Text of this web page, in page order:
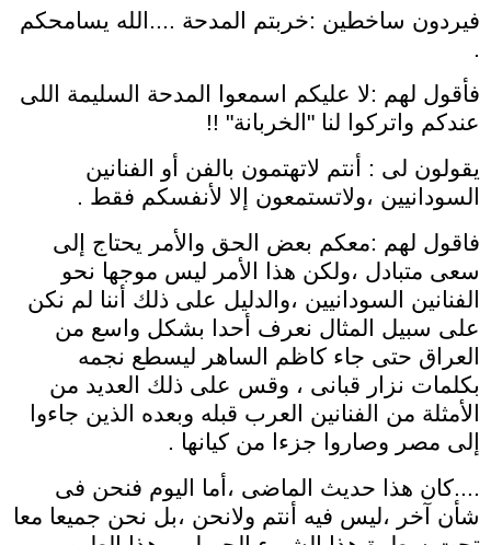
فيردون ساخطين :خربتم المدحة ....الله يسامحكم
فأقول لهم :لا عليكم اسمعوا المدحة السليمة اللى
عندكم واتركوا لنا "الخربانة" !!
يقولون لى : أنتم لاتهتمون بالفن أو الفنانين
السودانيين ،ولاتستمعون إلا لأنفسكم فقط .
فاقول لهم :معكم بعض الحق والأمر يحتاج إلى
سعى متبادل ،ولكن هذا الأمر ليس موجها نحو
الفنانين السودانيين ،والدليل على ذلك أننا لم نكن
على سبيل المثال نعرف أحدا بشكل واسع من
العراق حتى جاء كاظم الساهر ليسطع نجمه
بكلمات نزار قبانى ، وقس على ذلك العديد من
الأمثلة من الفنانين العرب قبله وبعده الذين جاءوا
إلى مصر وصاروا جزءا من كيانها .
....كان هذا حديث الماضى ،أما اليوم فنحن فى
شأن آخر ،ليس فيه أنتم ولانحن ،بل نحن جميعا معا